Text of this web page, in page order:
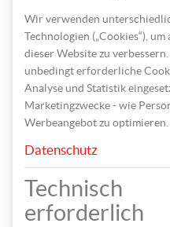
Seidenpapier, fädeln
verknoten Sie
Schritt 3: Schneiden
Seidenpapier fransig zu
Wir verwenden
Technologien („Cookies“),
dieser Website zu
unbedingt erforderliche
Analyse und Statistik
Marketingzwecke - wie
Werbeangebot zu optimieren.
Datenschutz
Technisch
erforderlich